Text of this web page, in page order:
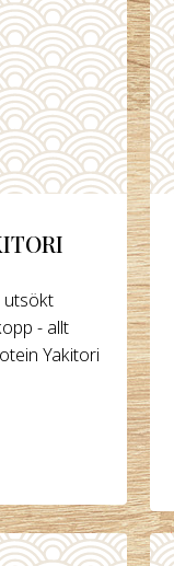
utsökt
- allt
Yakitori